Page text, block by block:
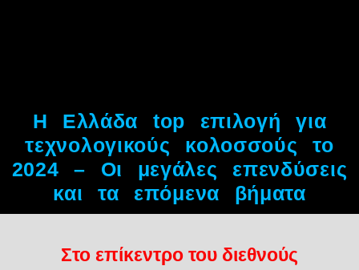
Η Ελλάδα top επιλογή για
τεχνολογικούς κολοσσούς το
2024 – Οι μεγάλες επενδύσεις
και τα επόμενα βήματα
Στο επίκεντρο του διεθνούς